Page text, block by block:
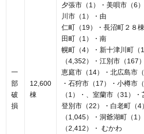
一
部
破
損
12,600
棟
夕張市（1）・美唄市（6
川市（1）・由
仁町（19）・長沼町２８
田町（1）・南
幌町（4）・新十津川町（
（4,352）・江別市（167
恵庭市（14）・北広島市（
・石狩市（17）・小樽市
（1）・、室蘭市（31）
登別市（22）・白老町（4
（1,045）・洞爺湖町（1
（2,412）・ むかわ